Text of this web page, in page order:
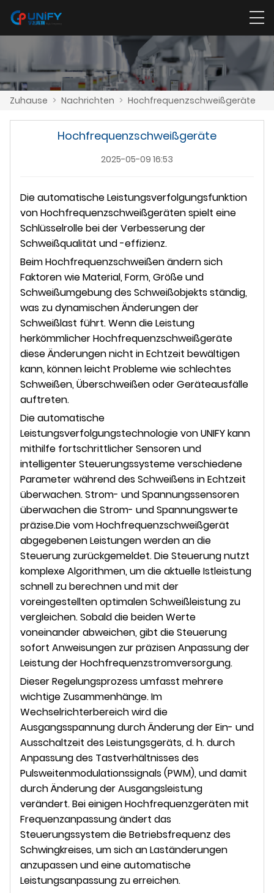
Zuhause > Nachrichten > Hochfrequenzschweißgeräte
Hochfrequenzschweißgeräte
2025-05-09 16:53
Die automatische Leistungsverfolgungsfunktion
von Hochfrequenzschweißgeräten spielt eine
Schlüsselrolle bei der Verbesserung der
Schweißqualität und -effizienz.
Beim Hochfrequenzschweißen ändern sich
Faktoren wie Material, Form, Größe und
Schweißumgebung des Schweißobjekts ständig,
was zu dynamischen Änderungen der
Schweißlast führt. Wenn die Leistung
herkömmlicher Hochfrequenzschweißgeräte
diese Änderungen nicht in Echtzeit bewältigen
kann, können leicht Probleme wie schlechtes
Schweißen, Überschweißen oder Geräteausfälle
auftreten.
Die automatische
Leistungsverfolgungstechnologie von UNIFY kann
mithilfe fortschrittlicher Sensoren und
intelligenter Steuerungssysteme verschiedene
Parameter während des Schweißens in Echtzeit
überwachen. Strom- und Spannungssensoren
überwachen die Strom- und Spannungswerte
präzise.Die vom Hochfrequenzschweißgerät
abgegebenen Leistungen werden an die
Steuerung zurückgemeldet. Die Steuerung nutzt
komplexe Algorithmen, um die aktuelle Istleistung
schnell zu berechnen und mit der
voreingestellten optimalen Schweißleistung zu
vergleichen. Sobald die beiden Werte
voneinander abweichen, gibt die Steuerung
sofort Anweisungen zur präzisen Anpassung der
Leistung der Hochfrequenzstromversorgung.
Dieser Regelungsprozess umfasst mehrere
wichtige Zusammenhänge. Im
Wechselrichterbereich wird die
Ausgangsspannung durch Änderung der Ein- und
Ausschaltzeit des Leistungsgeräts, d. h. durch
Anpassung des Tastverhältnisses des
Pulsweitenmodulationssignals (PWM), und damit
durch Änderung der Ausgangsleistung
verändert. Bei einigen Hochfrequenzgeräten mit
Frequenzanpassung ändert das
Steuerungssystem die Betriebsfrequenz des
Schwingkreises, um sich an Laständerungen
anzupassen und eine automatische
Leistungsanpassung zu erreichen.